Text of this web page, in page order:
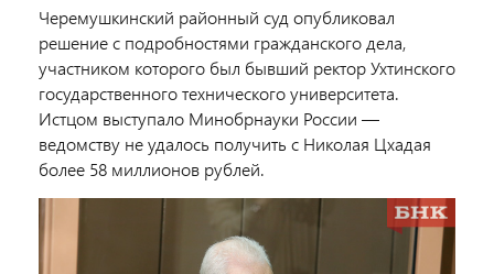
Черемушкинский районный суд опубликовал
решение с подробностями гражданского дела,
участником которого был бывший ректор Ухтинского
государственного технического университета.
Истцом выступало Минобрнауки России —
ведомству не удалось получить с Николая Цхадая
более 58 миллионов рублей.